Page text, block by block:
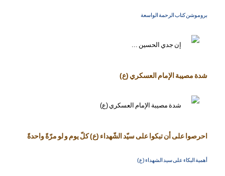
بروموشن كتاب الرحمة الواسعة
شدة مصيبة الإمام العسكري (ع)
احرصوا على أن تبكوا على سيّد الشّهداء (ع) كلّ يوم و لو مرّةً واحدةً
أهمية البكاء على سيد الشهداء (ع)